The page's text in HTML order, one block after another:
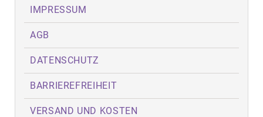
IMPRESSUM
AGB
DATENSCHUTZ
BARRIEREFREIHEIT
VERSAND UND KOSTEN